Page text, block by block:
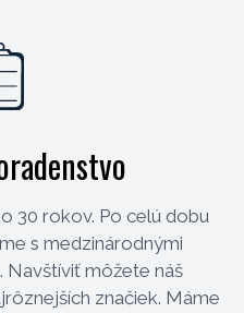
30 rokov. Po celú dobu
s medzinárodnými
môžete náš
značiek. Máme